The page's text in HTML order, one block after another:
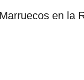
en la